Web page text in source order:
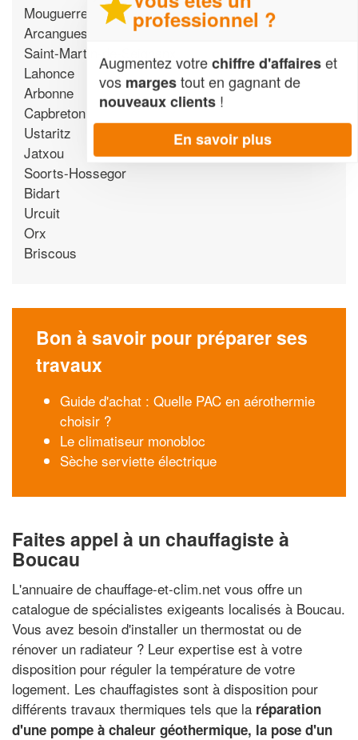
Mouguerre
Arcangues
Saint-Martin-de-Seignanx
Lahonce
Arbonne
Capbreton
Ustaritz
Jatxou
Soorts-Hossegor
Bidart
Urcuit
Orx
Briscous
Bon à savoir pour préparer ses
travaux
Guide d'achat : Quelle PAC en aérothermie
choisir ?
Le climatiseur monobloc
Sèche serviette électrique
Faites appel à un chauffagiste à
Boucau
L'annuaire de chauffage-et-clim.net vous offre un
catalogue de spécialistes exigeants localisés à Boucau.
Vous avez besoin d'installer un thermostat ou de
rénover un radiateur ? Leur expertise est à votre
disposition pour réguler la température de votre
logement. Les chauffagistes sont à disposition pour
différents travaux thermiques tels que la réparation
d'une pompe à chaleur géothermique, la pose d'un
professionnel ?
Augmentez votrechiffre d'affaireset
vos margestout en gagnant de
nouveaux clients !
En savoir plus